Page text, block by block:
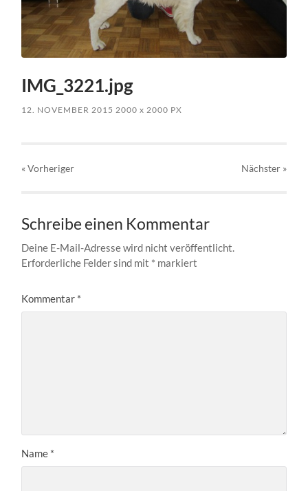
IMG_3221.jpg
12. NOVEMBER 2015 2000x 2000 PX
« Vorheriger Nächster »
Schreibe einen Kommentar
Deine E-Mail-Adresse wird nicht veröffentlicht.
Erforderliche Felder sind mit * markiert
Kommentar *
Name *